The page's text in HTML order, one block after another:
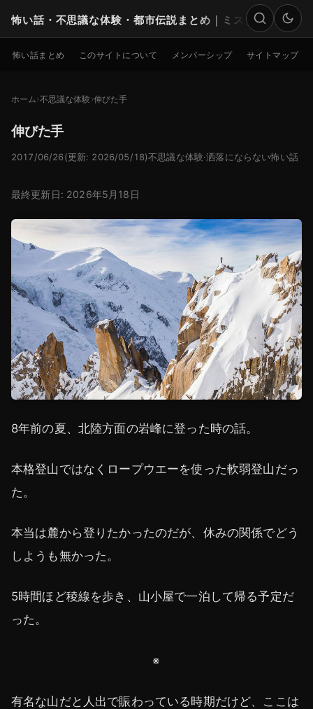
怖い話・不思議な体験・都市伝説まとめ｜ミステリー
検索
怖い話まとめ このサイトについて メンバーシップ サイトマップ
ホーム 不思議な体験 伸びた手
伸びた手
2017/06/26 (更新: 2026/05/18)不思議な体験·洒落にならない怖い話
最終更新日: 2026年5月18日
8年前の夏、北陸方面の岩峰に登った時の話。
本格登山ではなくロープウエーを使った軟弱登山だっ
た。
本当は麓から登りたかったのだが、休みの関係でどう
しようも無かった。
5時間ほど稜線を歩き、山小屋で一泊して帰る予定だ
った。
※
有名な山だと人出で賑わっている時期だけど、ここは